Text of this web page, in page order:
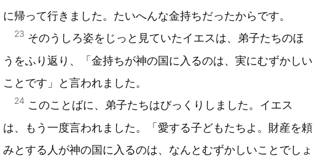
に帰って行きました。たいへんな金持ちだったからです。
23 そのうしろ姿をじっと見ていたイエスは、弟子たちのほ
うをふり返り、「金持ちが神の国に入るのは、実にむずかしい
ことです」と言われました。
24 このことばに、弟子たちはびっくりしました。イエス
は、もう一度言われました。「愛する子どもたちよ。財産を頼
みとする人が神の国に入るのは、なんとむずかしいことでしょ